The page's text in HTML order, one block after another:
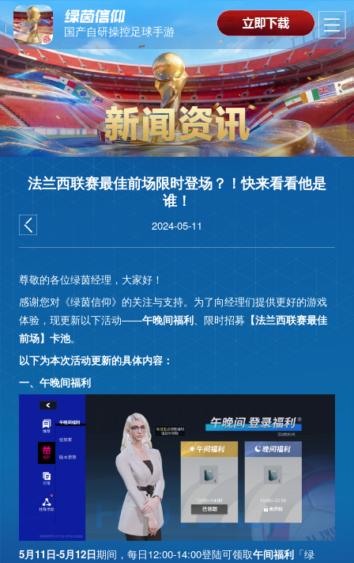
国产自研操控足球手游
首页
新闻
法兰西联赛最佳前场限时登场？！快来看看他是
谁！
2024-05-11
尊敬的各位绿茵经理，大家好！
感谢您对《绿茵信仰》的关注与支持。为了向经理们提供更好的游戏
体验，现更新以下活动——午晚间福利、限时招募 【法兰西联赛最佳
前场】卡池。
以下为本次活动更新的具体内容：
一、午晚间福利
5月11日-5月12日期间，每日12:00-14:00登陆可领取午间福利「绿
长按识别二维码